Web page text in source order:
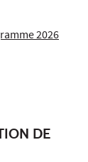
2026
DE